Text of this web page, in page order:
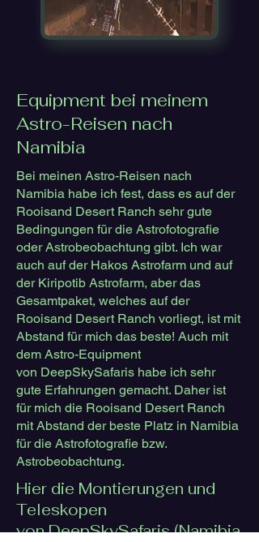
Equipment bei meinem
Astro-Reisen nach
Namibia
Bei meinen Astro-Reisen nach
Namibia habe ich fest, dass es auf der
Rooisand Desert Ranch sehr gute
Bedingungen für die Astrofotografie
oder Astrobeobachtung gibt. Ich war
auch auf der Hakos Astrofarm und auf
der Kiripotib Astrofarm, aber das
Gesamtpaket, welches auf der
Rooisand Desert Ranch vorliegt, ist mit
Abstand für mich das beste! Auch mit
dem Astro-Equipment
von DeepSkySafaris habe ich sehr
gute Erfahrungen gemacht. Daher ist
für mich die Rooisand Desert Ranch
mit Abstand der beste Platz in Namibia
für die Astrofotografie bzw.
Astrobeobachtung.
Hier die Montierungen und
Teleskopen
vonDeepSkySafaris(Namibia